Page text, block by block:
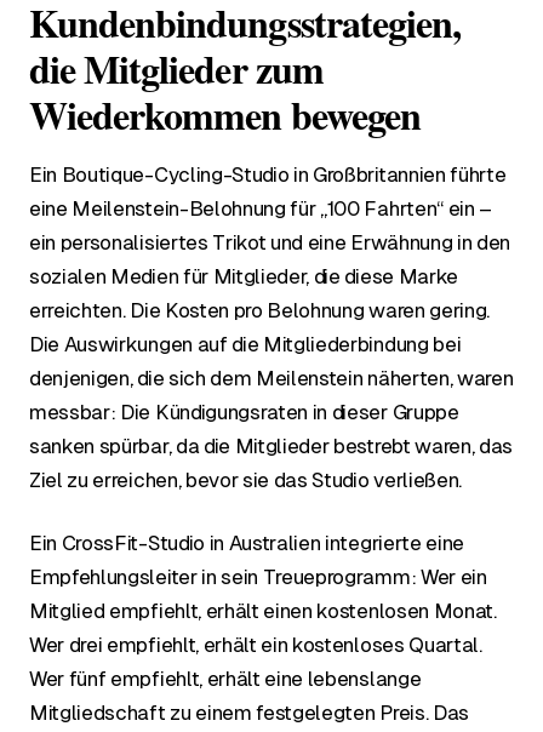
Kundenbindungsstrategien,
die Mitglieder zum
Wiederkommen bewegen
Ein Boutique-Cycling-Studio in Großbritannien führte
eine Meilenstein-Belohnung für „100 Fahrten“ ein –
ein personalisiertes Trikot und eine Erwähnung in den
sozialen Medien für Mitglieder, die diese Marke
erreichten. Die Kosten pro Belohnung waren gering.
Die Auswirkungen auf die Mitgliederbindung bei
denjenigen, die sich dem Meilenstein näherten, waren
messbar: Die Kündigungsraten in dieser Gruppe
sanken spürbar, da die Mitglieder bestrebt waren, das
Ziel zu erreichen, bevor sie das Studio verließen.
Ein CrossFit-Studio in Australien integrierte eine
Empfehlungsleiter in sein Treueprogramm: Wer ein
Mitglied empfiehlt, erhält einen kostenlosen Monat.
Wer drei empfiehlt, erhält ein kostenloses Quartal.
Wer fünf empfiehlt, erhält eine lebenslange
Mitgliedschaft zu einem festgelegten Preis. Das